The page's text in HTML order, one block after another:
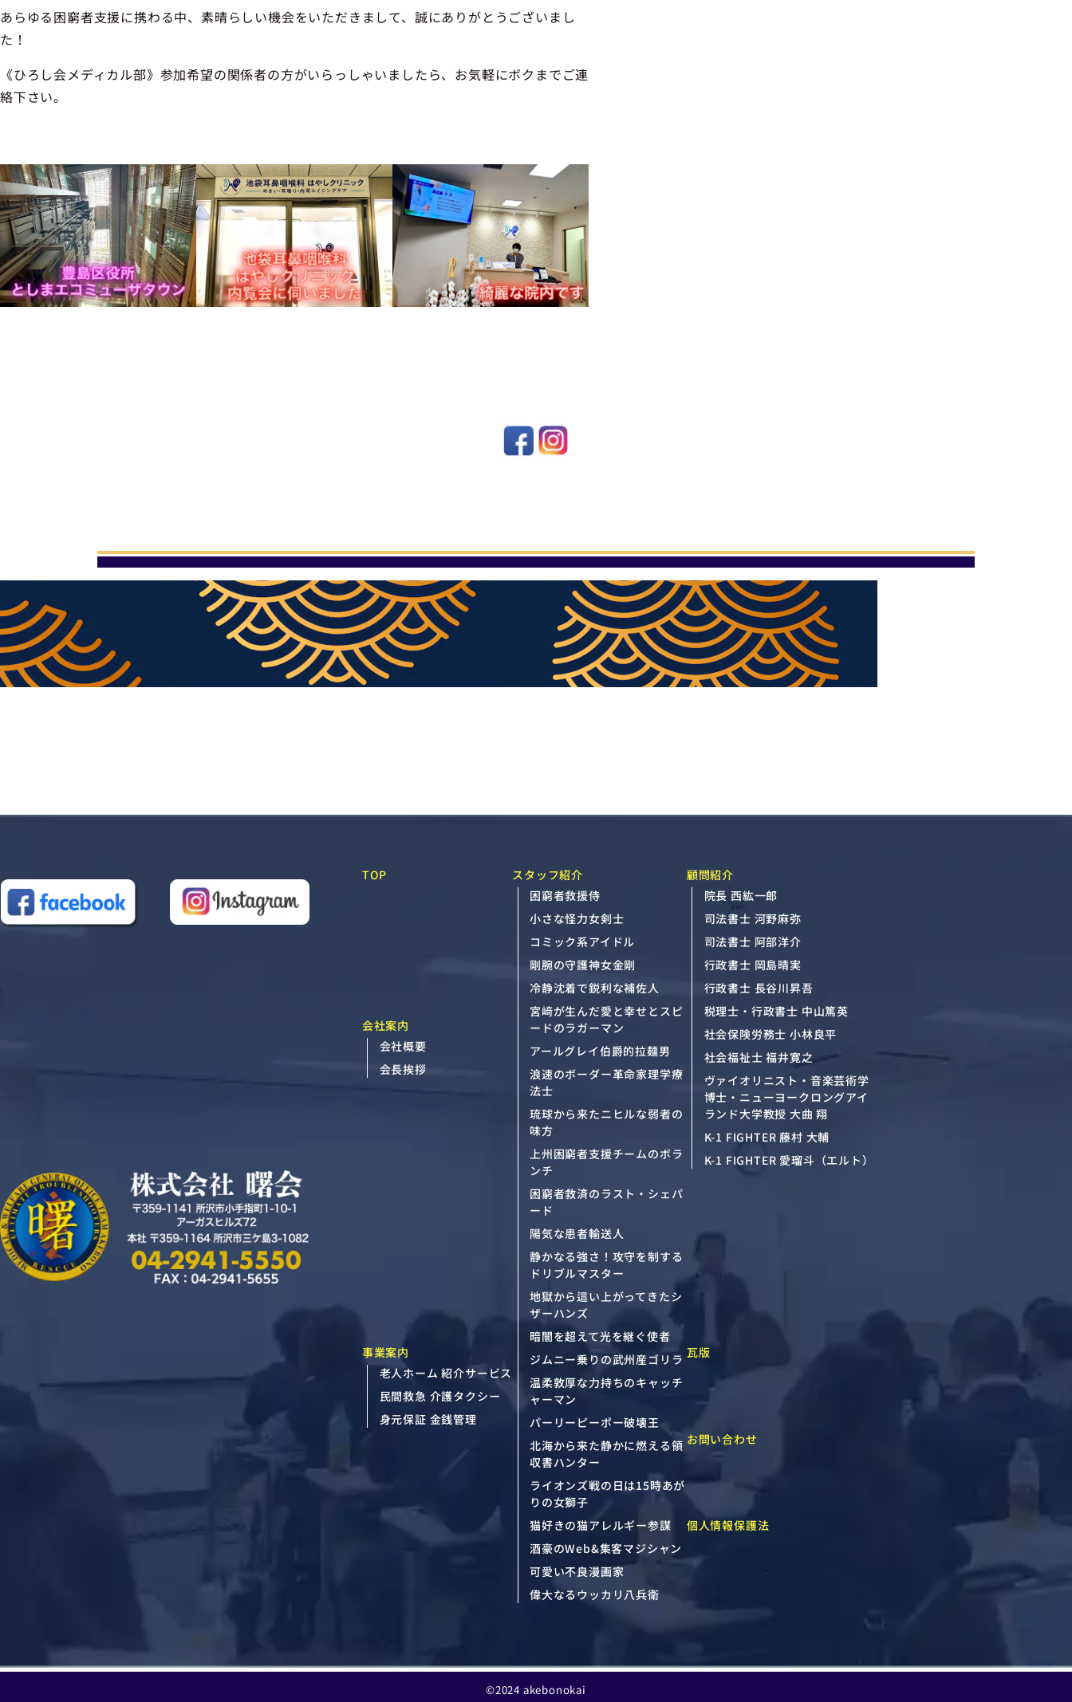
あらゆる困窮者支援に携わる中、素晴らしい機会をいただきまして、誠にありがとうございまし
た！
《ひろし会メディカル部》参加希望の関係者の方がいらっしゃいましたら、お気軽にボクまでご連
絡下さい。
TOP
会社案内
会社概要
会長挨拶
事業案内
老人ホーム 紹介サービス
民間救急 介護タクシー
身元保証 金銭管理
スタッフ紹介
困窮者救援侍
小さな怪力女剣士
コミック系アイドル
剛腕の守護神女金剛
冷静沈着で鋭利な補佐人
宮﨑が生んだ愛と幸せとスピ
ードのラガーマン
アールグレイ伯爵的拉麺男
浪速のボーダー革命家理学療
法士
琉球から来たニヒルな弱者の
味方
上州困窮者支援チームのボラ
ンチ
困窮者救済のラスト・シェパ
ード
陽気な患者輸送人
静かなる強さ！攻守を制する
ドリブルマスター
地獄から這い上がってきたシ
ザーハンズ
暗闇を超えて光を継ぐ使者
ジムニー乗りの武州産ゴリラ
温柔敦厚な力持ちのキャッチ
ャーマン
パーリーピーポー破壊王
北海から来た静かに燃える領
収書ハンター
ライオンズ戦の日は15時あが
りの女獅子
猫好きの猫アレルギー参謀
酒豪のWeb&集客マジシャン
可愛い不良漫画家
偉大なるウッカリ八兵衛
顧問紹介
院長 西紘一郎
司法書士 河野麻弥
司法書士 阿部洋介
行政書士 岡島晴実
行政書士 長谷川昇吾
税理士・行政書士 中山篤英
社会保険労務士 小林良平
社会福祉士 福井寛之
ヴァイオリニスト・音楽芸術学
博士・ニューヨークロングアイ
ランド大学教授 大曲 翔
K-1 FIGHTER 藤村 大輔
K-1 FIGHTER 愛瑠斗（エルト）
瓦版
お問い合わせ
個人情報保護法
©2024 akebonokai